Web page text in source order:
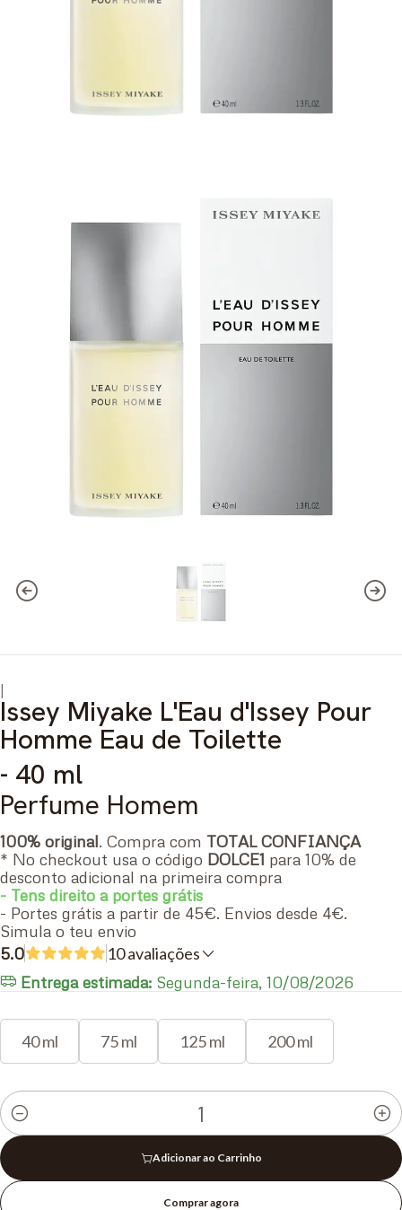
|
Issey Miyake L'Eau d'Issey Pour
Homme Eau de Toilette
- 40 ml
Perfume Homem
100% original. Compra com TOTAL CONFIANÇA
* No checkout usa o código DOLCE1 para 10% de
desconto adicional na primeira compra
- Tens direito a portes grátis
- Portes grátis a partir de 45€. Envios desde 4€.
Simula o teu envio
5.0
10 avaliações
Entrega estimada: Segunda-feira, 10/08/2026
40 ml 75 ml 125 ml 200 ml
Quantidade
Adicionar ao Carrinho
Comprar agora